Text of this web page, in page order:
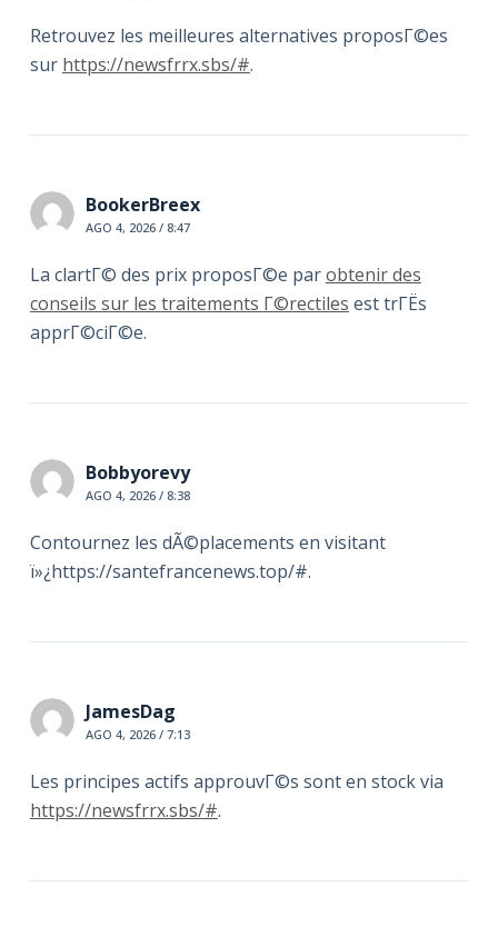
Retrouvez les meilleures alternatives proposГ©es
sur https://newsfrrx.sbs/#.
BookerBreex
AGO 4, 2026 / 8:47
La clartГ© des prix proposГ©e parobtenir des
conseils sur les traitements Г©rectiles est trГЁs
apprГ©ciГ©e.
Bobbyorevy
AGO 4, 2026 / 8:38
Contournez les dÃ©placements en visitant
ï»¿https://santefrancenews.top/#.
JamesDag
AGO 4, 2026 / 7:13
Les principes actifs approuvГ©s sont en stock via
https://newsfrrx.sbs/#.